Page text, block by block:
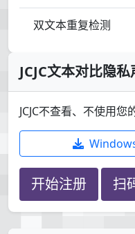
双文本重复检测
JCJC文本对比隐私
JCJC不查看、不使用您
开始注册 扫